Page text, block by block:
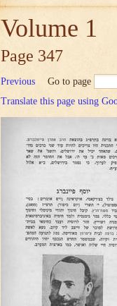
Volume 1
Page 347
Previous Go to page
Translate this page using